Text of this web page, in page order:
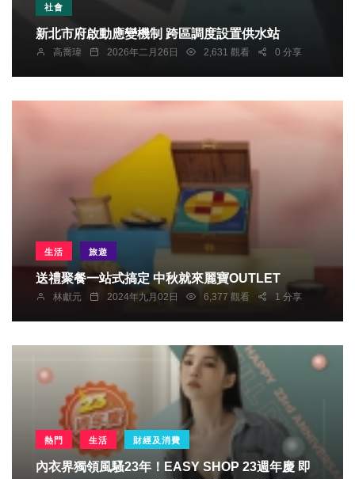
社會
新北市府啟動應變機制 跨區調度設置供水站
高喬瑋 2026年二月26日 2,631 觀看 0 分享
生活 旅遊
送禮聚餐一站式搞定 中秋就來麗寶OUTLET
林獻元 2024年九月02日 6,377 觀看 1 分享
熱門 生活 財經及消費
內衣界獨領風騷23年！EASY SHOP 23週年慶 即